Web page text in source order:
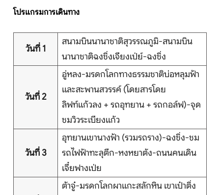
จัดกรุ๊ปในประเทศ
เรือเจ้าพระยา
Search
โปรแกรมการเดินทาง
วันที่ 1
สนามบินนานาชาติสุวรรณภูมิ-สนามบิน
นานาชาติฉงชิ่งเจียงเป่ย์-ฉงชิ่ง
วันที่ 2
อู่หลง-มรดกโลกทางธรรมชาติบ่อหลุมฟ้า
และสะพานสวรรค์ (โดยสารโดย
ลิฟท์แก้วลง + รถอุทยาน + รถกอล์ฟ)-จุด
ชมวิวระเบียงแก้ว
วันที่ 3
อุทยานเขานางฟ้า (รวมรถราง)-ฉงชิ่ง-ชม
รถไฟฟ้าทะลุตึก-หงหยาต้ง-ถนนคนเดิน
เจี๋ยฟางเป่ย
ต้าจู๋-มรดกโลกผาแกะสลักหิน เขาเป๋าติ่ง